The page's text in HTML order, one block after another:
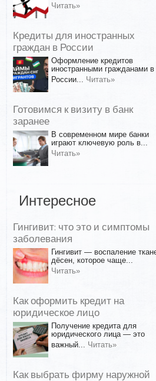
Читать»
Кредиты для иностранных
граждан в России
Оформление кредитов
иностранными гражданами в
России... Читать»
Готовимся к визиту в банк
заранее
В современном мире банки
играют ключевую роль в...
Читать»
Интересное
Гингивит: что это и симптомы
заболевания
Гингивит — воспаление
дёсен, которое чаще...
Читать»
Как оформить кредит на
юридическое лицо
Получение кредита для
юридического лица — это
важный... Читать»
Как выбрать фирму наружной